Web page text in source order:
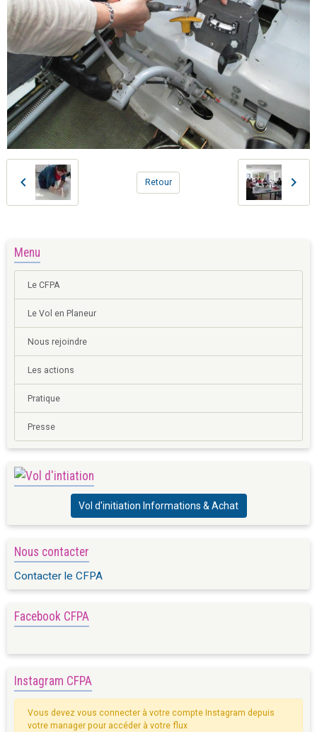
Retour
Menu
Le CFPA
Le Vol en Planeur
Nous rejoindre
Les actions
Pratique
Presse
Vol d'initiation Informations & Achat
Nous contacter
Contacter le CFPA
Facebook CFPA
Instagram CFPA
Vous devez vous connecter à votre compte Instagram depuis
votre manager pour accéder à votre flux